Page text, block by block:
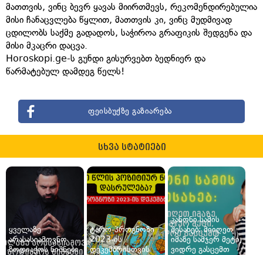
მათთვის, ვინც ბევრ ყავას მიირთმევს, რეკომენდირებულია
მისი ჩანაცვლება წყლით, მათთვის კი, ვინც მუდმივად
ცდილობს საქმე გადადოს, საჭიროა გრაფიკის შედგენა და
მისი მკაცრი დაცვა.
Horoskopi.ge-ს გუნდი გისურვებთ ბედნიერ და
წარმატებულ დამდეგ წელს!
ფეისბუქზე გაზიარება
სხვა სტატიები
ყველაზე
არასასიამოვნო
ზოდიაქოს ნიშნები
ტარო-პროგნოზი
2023-ის
დეკემბრისთვის
კანონი სამის
შესახებ: მიიღეთ
იმაზე სამჯერ მეტი,
ვიდრე გასცემთ